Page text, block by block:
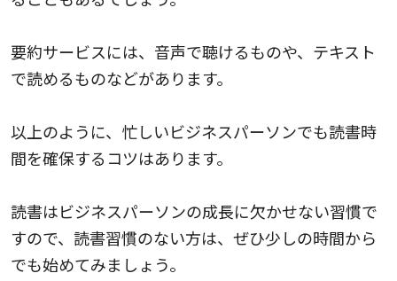
要約サービスには、音声で聴けるものや、テキスト
で読めるものなどがあります。
以上のように、忙しいビジネスパーソンでも読書時
間を確保するコツはあります。
読書はビジネスパーソンの成長に欠かせない習慣で
すので、読書習慣のない方は、ぜひ少しの時間から
でも始めてみましょう。